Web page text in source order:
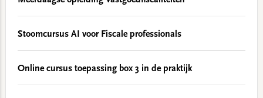
Stoomcursus AI voor Fiscale professionals
Online cursus toepassing box 3 in de praktijk